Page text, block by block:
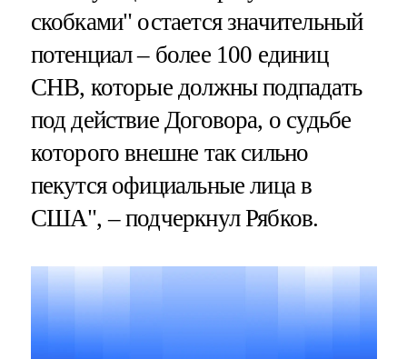
скобками" остается значительный
потенциал – более 100 единиц
СНВ, которые должны подпадать
под действие Договора, о судьбе
которого внешне так сильно
пекутся официальные лица в
США", – подчеркнул Рябков.